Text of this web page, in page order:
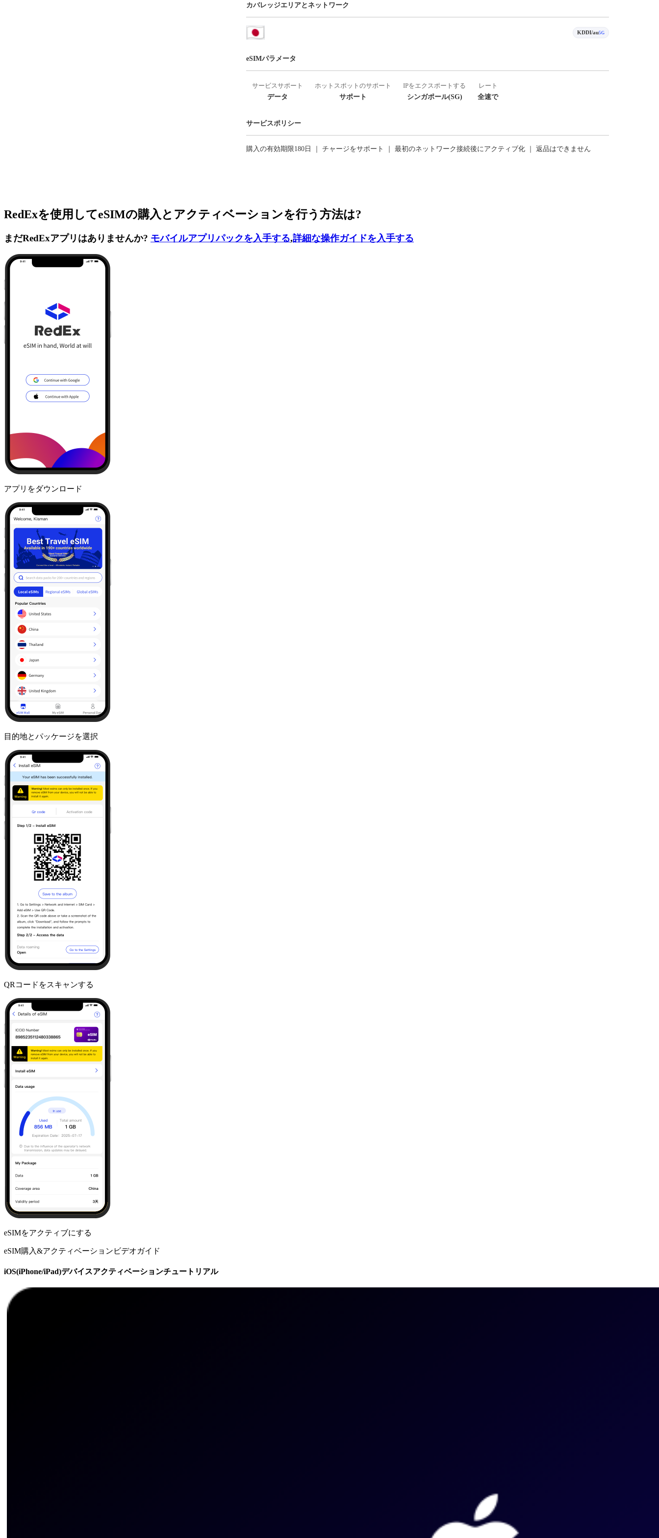
カバレッジエリアとネットワーク
KDDI/au5G
eSIMパラメータ
サービスサポート
データ
ホットスポットのサポート
サポート
IPをエクスポートする
シンガポール(SG)
レート
全速で
サービスポリシー
購入の有効期限180日 ｜ チャージをサポート ｜ 最初のネットワーク接続後にアクティブ化 ｜ 返品はできません
RedExを使用してeSIMの購入とアクティベーションを行う方法は?
まだRedExアプリはありませんか? モバイルアプリパックを入手する,詳細な操作ガイドを入手する
アプリをダウンロード
目的地とパッケージを選択
QRコードをスキャンする
eSIMをアクティブにする
eSIM購入&アクティベーションビデオガイド
iOS(iPhone/iPad)デバイスアクティベーションチュートリアル